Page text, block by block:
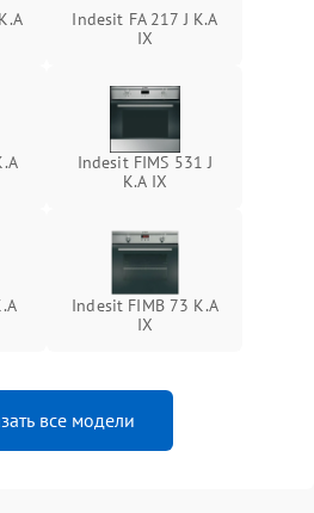
Indesit FA 217 J K.A
IX
Indesit FIMS 531 J
K.A IX
Indesit FIMB 73 K.A
IX
все модели